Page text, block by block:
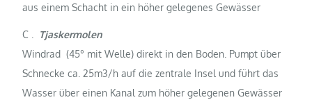
aus einem Schacht in ein höher gelegenes Gewässer
C . Tjaskermolen
Windrad (45° mit Welle) direkt in den Boden. Pumpt über
Schnecke ca. 25m3/h auf die zentrale Insel und führt das
Wasser über einen Kanal zum höher gelegenen Gewässer